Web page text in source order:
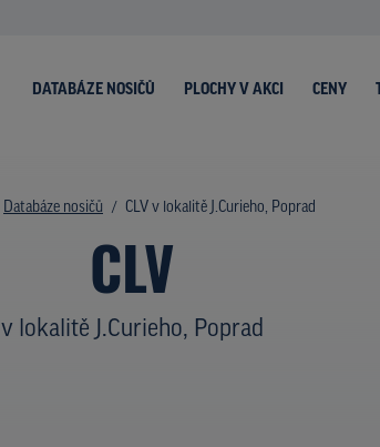
DATABÁZE NOSIČŮ PLOCHY V AKCI CENY
Databáze nosičů CLV v lokalitě J.Curieho, Poprad
CLV
v lokalitě J.Curieho, Poprad